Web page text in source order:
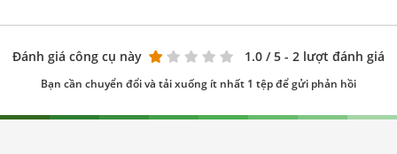
Đánh giá công cụ này 1.0 / 5 - 2 lượt đánh giá
Bạn cần chuyển đổi và tải xuống ít nhất 1 tệp để gửi phản hồi